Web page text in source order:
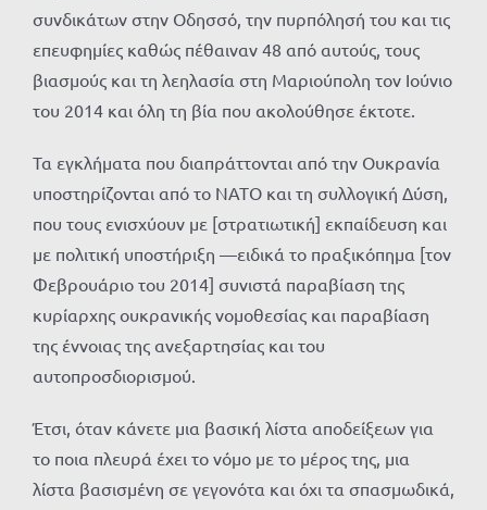
συνδικάτων στην Οδησσό, την πυρπόλησή του και τις
επευφημίες καθώς πέθαιναν 48 από αυτούς, τους
βιασμούς και τη λεηλασία στη Μαριούπολη τον Ιούνιο
του 2014 και όλη τη βία που ακολούθησε έκτοτε.
Τα εγκλήματα που διαπράττονται από την Ουκρανία
υποστηρίζονται από το ΝΑΤΟ και τη συλλογική Δύση,
που τους ενισχύουν με [στρατιωτική] εκπαίδευση και
με πολιτική υποστήριξη —ειδικά το πραξικόπημα [τον
Φεβρουάριο του 2014] συνιστά παραβίαση της
κυρίαρχης ουκρανικής νομοθεσίας και παραβίαση
της έννοιας της ανεξαρτησίας και του
αυτοπροσδιορισμού.
Έτσι, όταν κάνετε μια βασική λίστα αποδείξεων για
το ποια πλευρά έχει το νόμο με το μέρος της, μια
λίστα βασισμένη σε γεγονότα και όχι τα σπασμωδικά,